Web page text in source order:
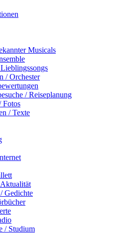
Musicals
/ Orchester
/ Reiseplanung
Fotos
/ Texte
Gedichte
/ Studium